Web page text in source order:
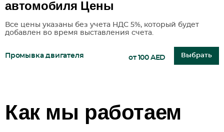
автомобиля Цены
Все цены указаны без учета НДС 5%, который будет
добавлен во время выставления счета.
Промывка двигателя от 100 AED Выбрать
Как мы работаем